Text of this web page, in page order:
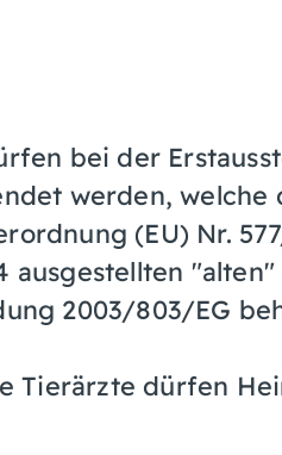
bei der
werden, welche
(EU) Nr.
ausgestellten
2003/803/EG
Tierärzte dürfen